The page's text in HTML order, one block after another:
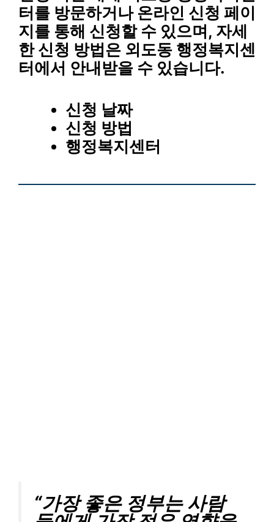
터를 방문하거나 온라인 신청 페이
지를 통해 신청할 수 있으며, 자세
한 신청 방법은 외도동 행정복지센
터에서 안내받을 수 있습니다.
신청 날짜
신청 방법
행정복지센터
“가장 좋은 정부는 사람